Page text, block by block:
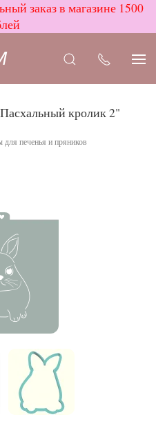
заказ в магазине 1500
кролик 2"
печенья и пряников